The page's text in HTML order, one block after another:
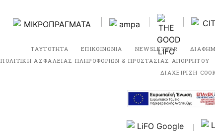
ΤΑΥΤΟΤΗΤΑ ΕΠΙΚΟΙΝΩΝΙΑ NEWSLETTER
ΠΟΛΙΤΙΚΗ ΑΣΦΑΛΕΙΑΣ ΠΛΗΡΟΦΟΡΙΩΝ & ΠΡΟΣΤΑΣΙΑΣ ΑΠΟΡΡΗΤΟΥ
ΔΙΑΧΕΙΡΙΣΗ